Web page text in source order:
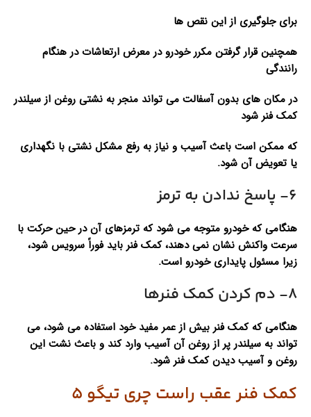
برای جلوگیری از این نقص ها
همچنین قرار گرفتن مکرر خودرو در معرض ارتعاشات در هنگام
رانندگی
در مکان های بدون آسفالت می تواند منجر به نشتی روغن از سیلندر
کمک فنر شود
که ممکن است باعث آسیب و نیاز به رفع مشکل نشتی با نگهداری
یا تعویض آن شود.
6- پاسخ ندادن به ترمز
هنگامی که خودرو متوجه می شود که ترمزهای آن در حین حرکت با
سرعت واکنش نشان نمی دهند، کمک فنر باید فوراً سرویس شود،
زیرا مسئول پایداری خودرو است.
8- دم کردن کمک فنرها
هنگامی که کمک فنر بیش از عمر مفید خود استفاده می شود، می
تواند به سیلندر پر از روغن آن آسیب وارد کند و باعث نشت این
روغن و آسیب دیدن کمک فنر شود.
کمک فنر عقب راست چری تیگو 5